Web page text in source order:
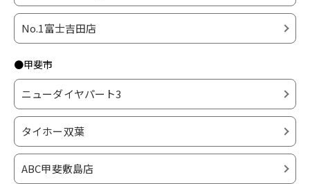
No.1富士吉田店
●甲斐市
ニューダイヤパート3
タイホー双葉
ABC甲斐敷島店